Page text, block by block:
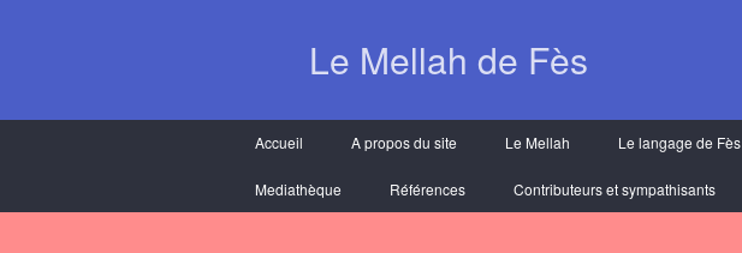
Le Mellah de Fès
Accueil A propos du site Le Mellah Le langage de Fès
Mediathèque Références Contributeurs et sympathisants